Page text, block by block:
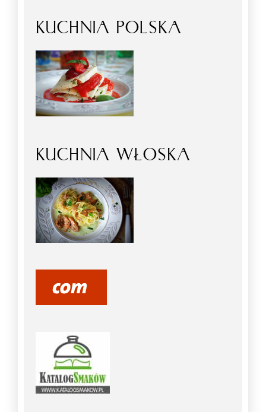
KUCHNIA POLSKA
KUCHNIA WŁOSKA